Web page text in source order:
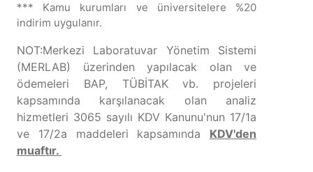
*** Kamu kurumları ve üniversitelere %20
indirim uygulanır.
NOT:Merkezi Laboratuvar Yönetim Sistemi
(MERLAB) üzerinden yapılacak olan ve
ödemeleri BAP, TÜBİTAK vb. projeleri
kapsamında karşılanacak olan analiz
hizmetleri 3065 sayılı KDV Kanunu'nun 17/1a
ve 17/2a maddeleri kapsamında KDV'den
muaftır.